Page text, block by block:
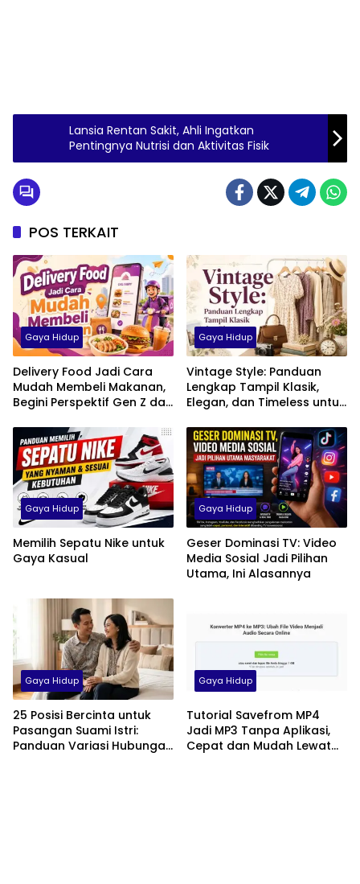
Lansia Rentan Sakit, Ahli Ingatkan
Pentingnya Nutrisi dan Aktivitas Fisik
POS TERKAIT
Gaya Hidup
Delivery Food Jadi Cara
Mudah Membeli Makanan,
Begini Perspektif Gen Z dan
Gaya Hidup
Vintage Style: Panduan
Lengkap Tampil Klasik,
Elegan, dan Timeless untuk
Gaya Hidup
Memilih Sepatu Nike untuk
Gaya Kasual
Gaya Hidup
Geser Dominasi TV: Video
Media Sosial Jadi Pilihan
Utama, Ini Alasannya
Gaya Hidup
25 Posisi Bercinta untuk
Pasangan Suami Istri:
Panduan Variasi Hubungan
Gaya Hidup
Tutorial Savefrom MP4
Jadi MP3 Tanpa Aplikasi,
Cepat dan Mudah Lewat